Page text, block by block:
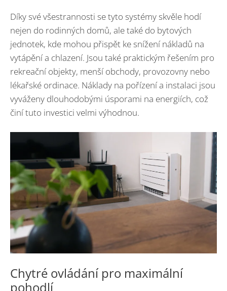
Díky své všestrannosti se tyto systémy skvěle hodí
nejen do rodinných domů, ale také do bytových
jednotek, kde mohou přispět ke snížení nákladů na
vytápění a chlazení. Jsou také praktickým řešením pro
rekreační objekty, menší obchody, provozovny nebo
lékařské ordinace. Náklady na pořízení a instalaci jsou
vyváženy dlouhodobými úsporami na energiích, což
činí tuto investici velmi výhodnou.
Chytré ovládání pro maximální
pohodlí